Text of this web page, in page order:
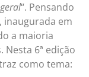
“. Pensando
, inaugurada em
a maioria
6ª edição
como tema: